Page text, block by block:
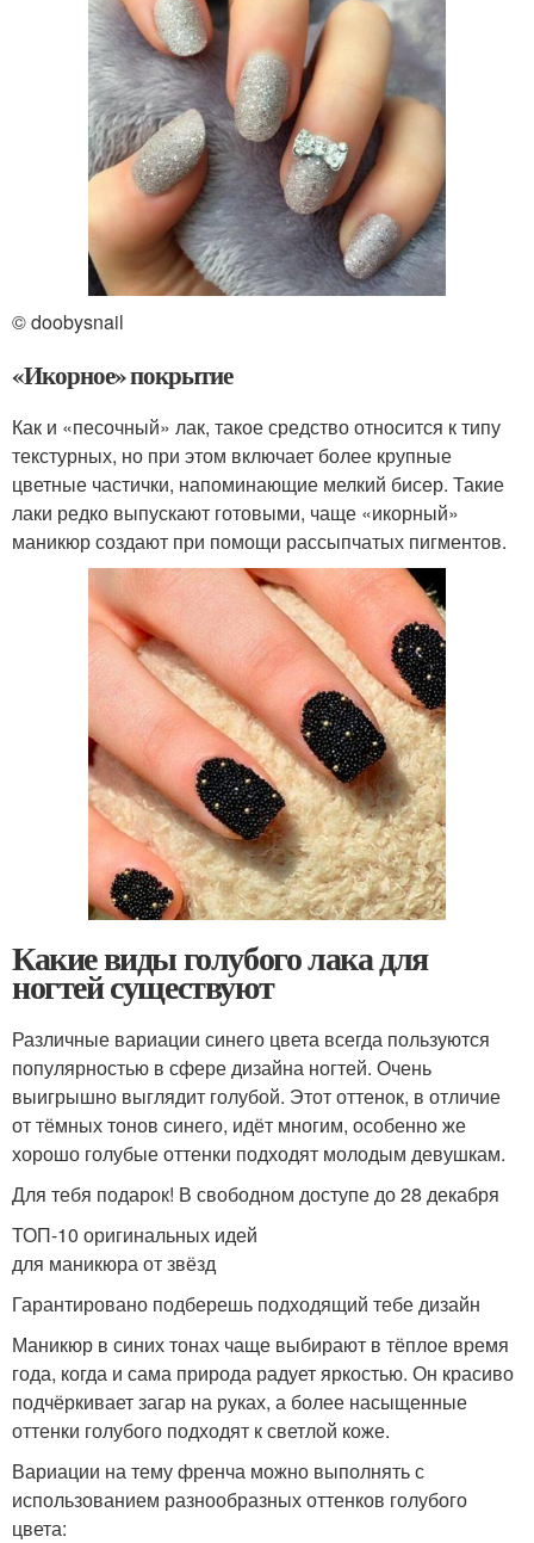
© doobysnail
«Икорное» покрытие
Как и «песочный» лак, такое средство относится к типу
текстурных, но при этом включает более крупные
цветные частички, напоминающие мелкий бисер. Такие
лаки редко выпускают готовыми, чаще «икорный»
маникюр создают при помощи рассыпчатых пигментов.
Какие виды голубого лака для
ногтей существуют
Различные вариации синего цвета всегда пользуются
популярностью в сфере дизайна ногтей. Очень
выигрышно выглядит голубой. Этот оттенок, в отличие
от тёмных тонов синего, идёт многим, особенно же
хорошо голубые оттенки подходят молодым девушкам.
Для тебя подарок! В свободном доступе до 28 декабря
ТОП-10 оригинальных идей
для маникюра от звёзд
Гарантировано подберешь подходящий тебе дизайн
Маникюр в синих тонах чаще выбирают в тёплое время
года, когда и сама природа радует яркостью. Он красиво
подчёркивает загар на руках, а более насыщенные
оттенки голубого подходят к светлой коже.
Вариации на тему френча можно выполнять с
использованием разнообразных оттенков голубого
цвета: